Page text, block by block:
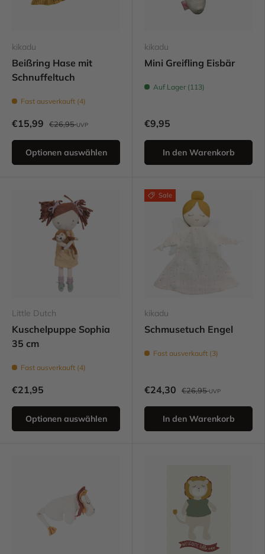
kikadu
Beißring Hase mit
Schnuffeltuch
Fast ausverkauft (4)
€15,99 €26,95UVP
Optionen auswählen
kikadu
Mini Greifling Eisbär
Auf Lager (113)
€9,95
In den Warenkorb
Little Dutch
Kuschelpuppe Sophia
35 cm
Fast ausverkauft (4)
€21,95
Optionen auswählen
Sale
kikadu
Schmusetuch Engel
Fast ausverkauft (3)
€24,30 €26,95UVP
In den Warenkorb